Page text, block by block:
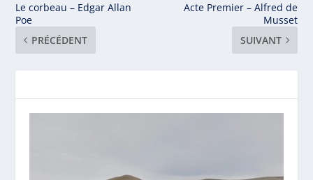
Le corbeau – Edgar Allan
Poe
PRÉCÉDENT
Acte Premier – Alfred de
Musset
SUIVANT